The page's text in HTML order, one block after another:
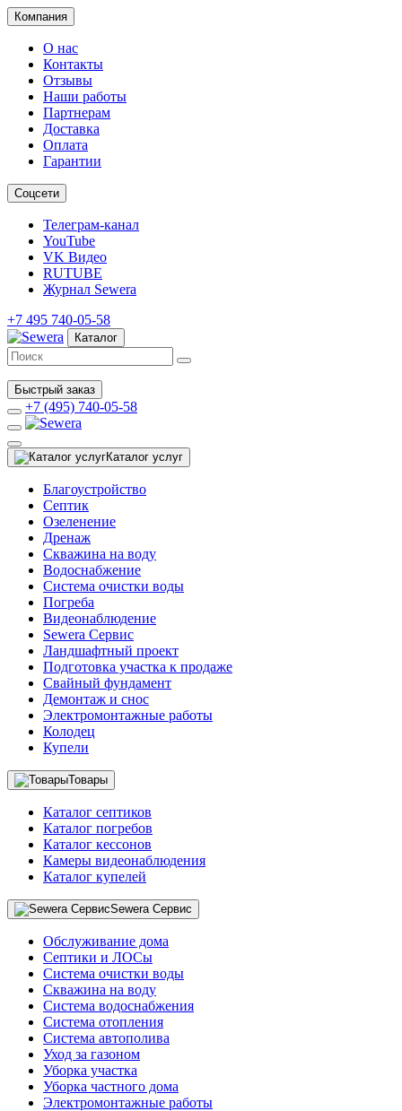
Компания
О нас
Контакты
Отзывы
Наши работы
Партнерам
Доставка
Оплата
Гарантии
Соцсети
Телеграм-канал
YouTube
VK Видео
RUTUBE
Журнал Sewera
+7 495 740-05-58
Каталог
Быстрый заказ
+7 (495) 740-05-58
Каталог услуг
Благоустройство
Септик
Озеленение
Дренаж
Скважина на воду
Водоснабжение
Система очистки воды
Погреба
Видеонаблюдение
Sewera Сервис
Ландшафтный проект
Подготовка участка к продаже
Свайный фундамент
Демонтаж и снос
Электромонтажные работы
Колодец
Купели
Товары
Каталог септиков
Каталог погребов
Каталог кессонов
Камеры видеонаблюдения
Каталог купелей
Sewera Сервис
Обслуживание дома
Септики и ЛОСы
Система очистки воды
Скважина на воду
Система водоснабжения
Система отопления
Система автополива
Уход за газоном
Уборка участка
Уборка частного дома
Электромонтажные работы